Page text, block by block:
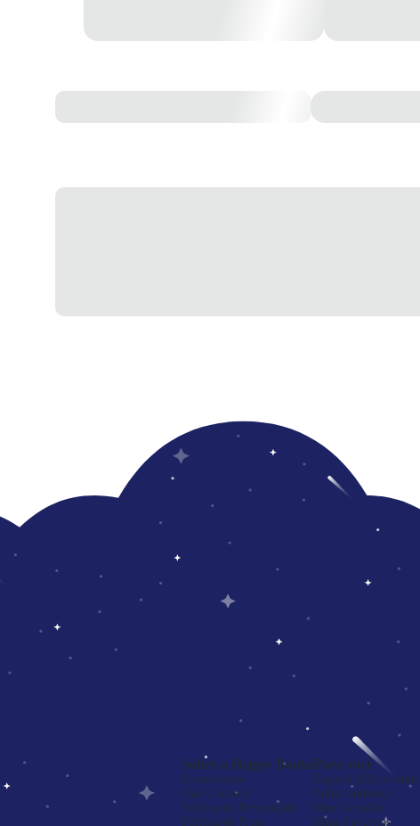
Sobre a Happy Books
Quem somos
Fale Conosco
Política de Privacidade
Política de Frete
Para você
Esqueci Minha senha
Editar endereço
Meu Carrinho
Meus Favoritos